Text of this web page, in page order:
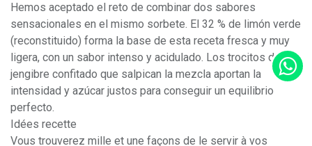
Hemos aceptado el reto de combinar dos sabores
sensacionales en el mismo sorbete. El 32 % de limón verde
(reconstituido) forma la base de esta receta fresca y muy
ligera, con un sabor intenso y acidulado. Los trocitos de
jengibre confitado que salpican la mezcla aportan la
intensidad y azúcar justos para conseguir un equilibrio
perfecto.
Idées recette
Vous trouverez mille et une façons de le servir à vos